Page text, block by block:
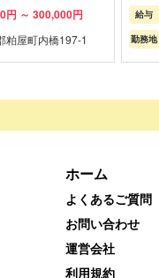
円 ～ 300,000円
粕屋町内橋197-1
給与
勤務地
ホーム
よくあるご質問
お問い合わせ
運営会社
利用規約